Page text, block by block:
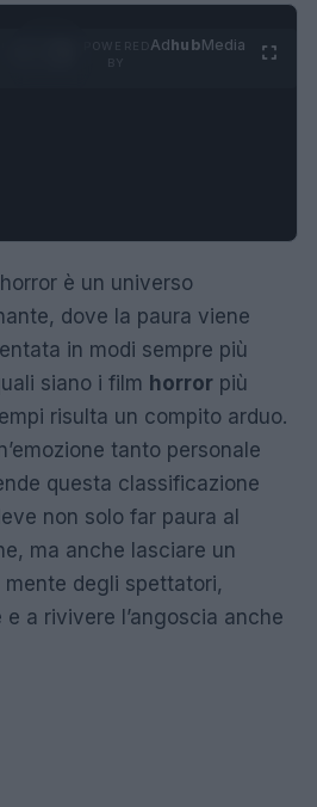
AdhubMedia
è un universo
dove la paura viene
in modi sempre più
siano i film horror più
risulta un compito arduo.
tanto personale
questa classificazione
non solo far paura al
ma anche lasciare un
degli spettatori,
a rivivere l’angoscia anche